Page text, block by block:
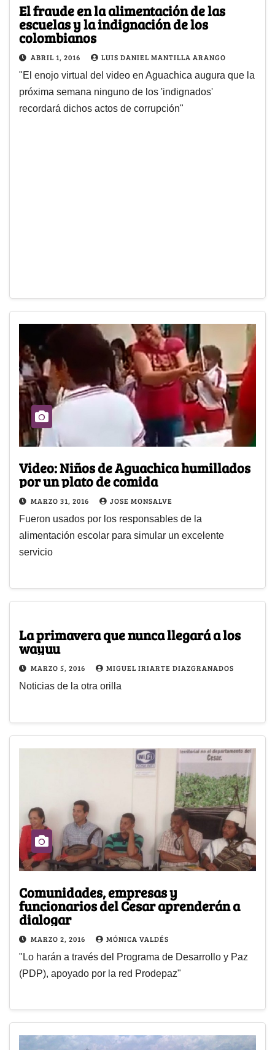
El fraude en la alimentación de las
escuelas y la indignación de los
colombianos
ABRIL 1, 2016 LUIS DANIEL MANTILLA ARANGO
"El enojo virtual del video en Aguachica augura que la
próxima semana ninguno de los 'indignados'
recordará dichos actos de corrupción"
Video: Niños de Aguachica humillados
por un plato de comida
MARZO 31, 2016 JOSE MONSALVE
Fueron usados por los responsables de la
alimentación escolar para simular un excelente
servicio
La primavera que nunca llegará a los
wayuu
MARZO 5, 2016 MIGUEL IRIARTE DIAZGRANADOS
Noticias de la otra orilla
Comunidades, empresas y
funcionarios del Cesar aprenderán a
dialogar
MARZO 2, 2016 MÓNICA VALDÉS
"Lo harán a través del Programa de Desarrollo y Paz
(PDP), apoyado por la red Prodepaz"